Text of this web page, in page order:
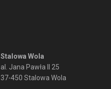
Stalowa Wola
al. Jana Pawła II 25
37-450 Stalowa Wola